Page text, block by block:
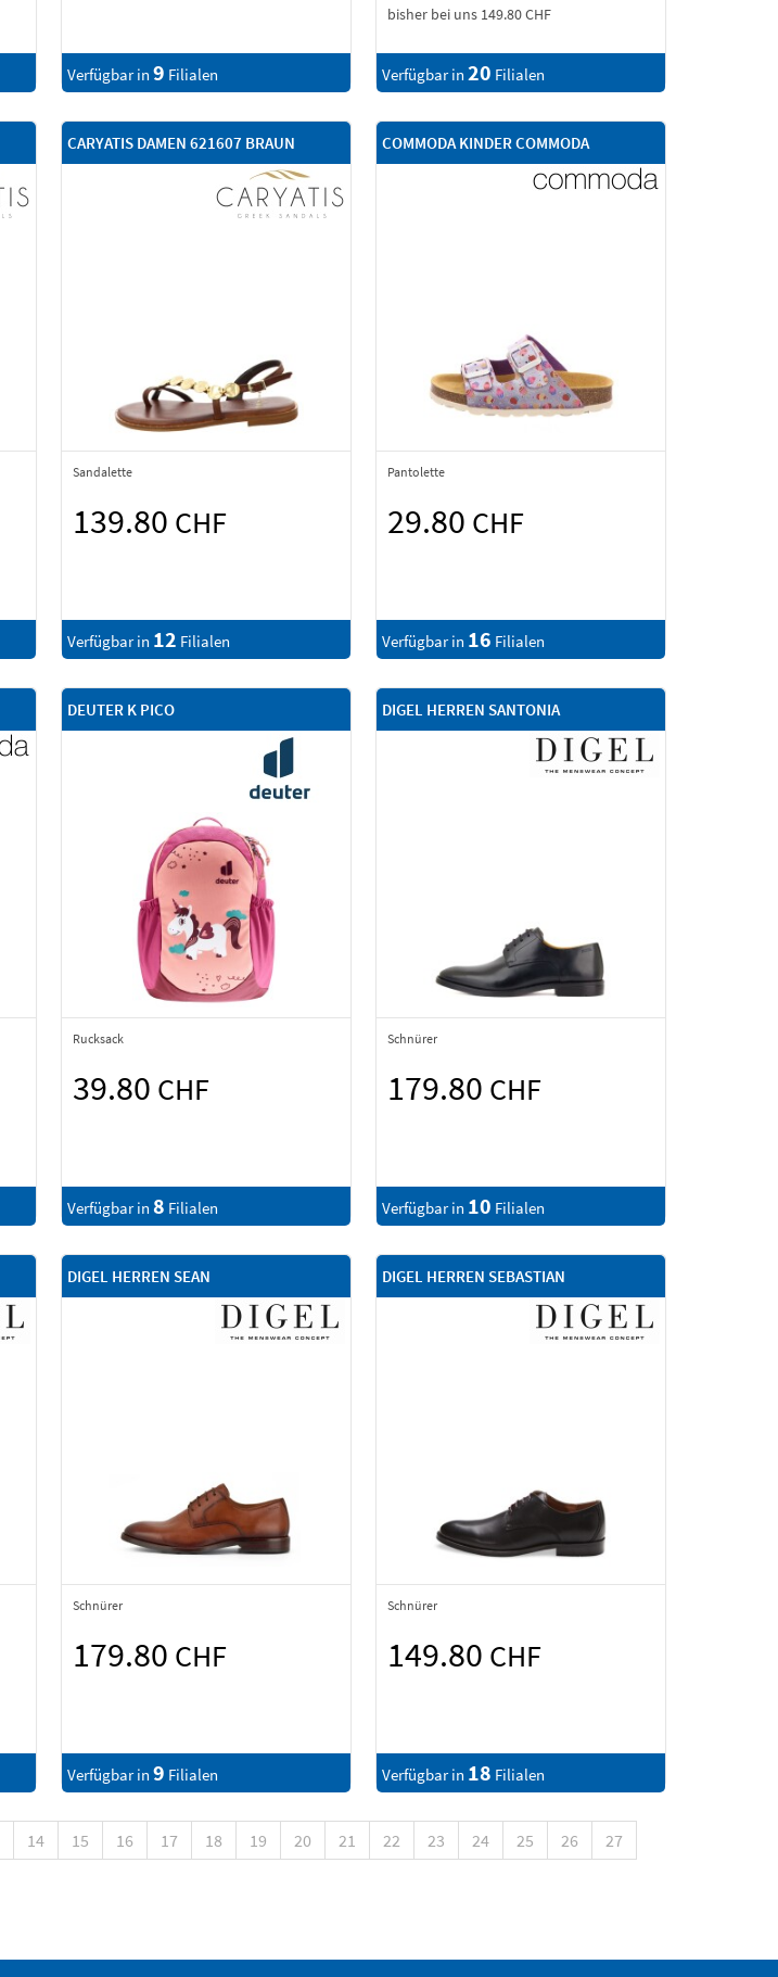
Verfügbar in 9 Filialen
bisher bei uns 149.80 CHF
Verfügbar in 20 Filialen
CARYATIS DAMEN 621607 BRAUN
Sandalette
139.80 CHF
Verfügbar in 12 Filialen
COMMODA KINDER COMMODA
Pantolette
29.80 CHF
Verfügbar in 16 Filialen
DEUTER K PICO
Rucksack
39.80 CHF
Verfügbar in 8 Filialen
DIGEL HERREN SANTONIA
Schnürer
179.80 CHF
Verfügbar in 10 Filialen
DIGEL HERREN SEAN
Schnürer
179.80 CHF
Verfügbar in 9 Filialen
DIGEL HERREN SEBASTIAN
Schnürer
149.80 CHF
Verfügbar in 18 Filialen
14 15 16 17 18 19 20 21 22 23 24 25 26 27